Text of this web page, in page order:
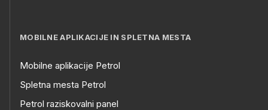
MOBILNE APLIKACIJE IN SPLETNA MESTA
Mobilne aplikacije Petrol
Spletna mesta Petrol
Petrol raziskovalni panel